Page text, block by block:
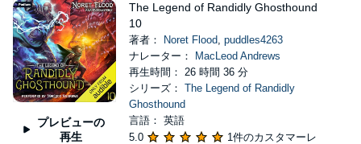
プレビューの
再生
The Legend of Randidly Ghosthound
10
著者： Noret Flood, puddles4263
ナレーター：
MacLeod Andrews
再生時間： 26 時間 36 分
シリーズ： The Legend of Randidly
Ghosthound
言語： 英語
5.0
1件のカスタマーレ